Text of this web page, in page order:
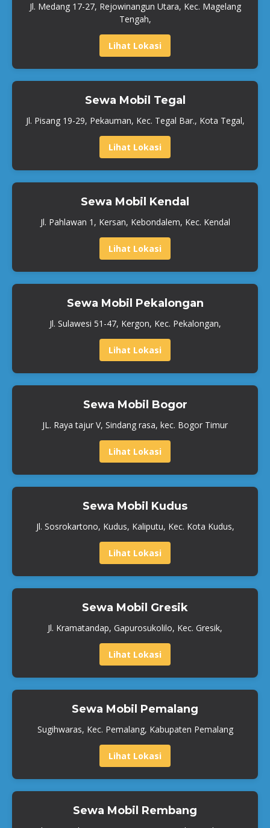
Jl. Medang 17-27, Rejowinangun Utara, Kec. Magelang
Tengah,
Lihat Lokasi
Sewa Mobil Tegal
Jl. Pisang 19-29, Pekauman, Kec. Tegal Bar., Kota Tegal,
Lihat Lokasi
Sewa Mobil Kendal
Jl. Pahlawan 1, Kersan, Kebondalem, Kec. Kendal
Lihat Lokasi
Sewa Mobil Pekalongan
Jl. Sulawesi 51-47, Kergon, Kec. Pekalongan,
Lihat Lokasi
Sewa Mobil Bogor
JL. Raya tajur V, Sindang rasa, kec. Bogor Timur
Lihat Lokasi
Sewa Mobil Kudus
Jl. Sosrokartono, Kudus, Kaliputu, Kec. Kota Kudus,
Lihat Lokasi
Sewa Mobil Gresik
Jl. Kramatandap, Gapurosukolilo, Kec. Gresik,
Lihat Lokasi
Sewa Mobil Pemalang
Sugihwaras, Kec. Pemalang, Kabupaten Pemalang
Lihat Lokasi
Sewa Mobil Rembang